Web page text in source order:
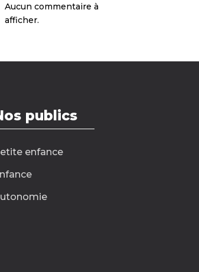
Aucun commentaire à
afficher.
publics
enfance